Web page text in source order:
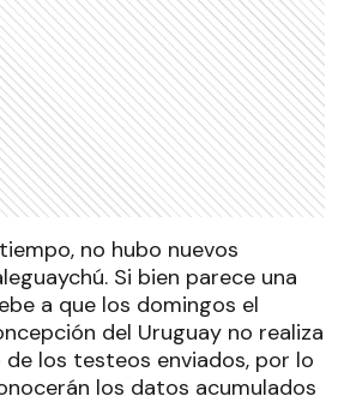
no hubo nuevos
Si bien parece una
a que los domingos el
del Uruguay no realiza
los testeos enviados, por lo
los datos acumulados